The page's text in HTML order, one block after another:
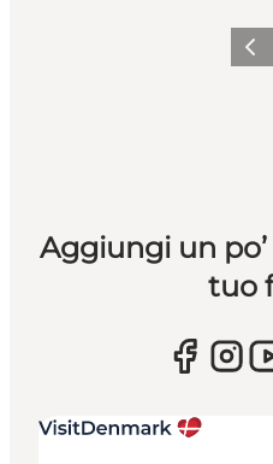
Aggiungi un
tuo